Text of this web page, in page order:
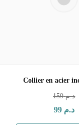
Collier en acier
159 د.م
99 د.م